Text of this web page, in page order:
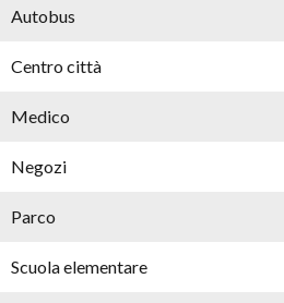
Autobus
Centro città
Medico
Negozi
Parco
Scuola elementare